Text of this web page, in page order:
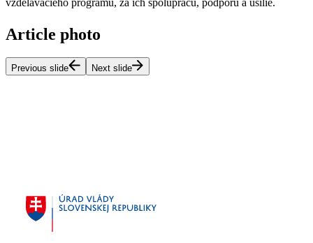
Article photo
Previous slide Next slide